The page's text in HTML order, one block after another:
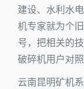
建设、水利水
机专家就为个
号，把相关的
破碎机用户对照
云南昆明矿机